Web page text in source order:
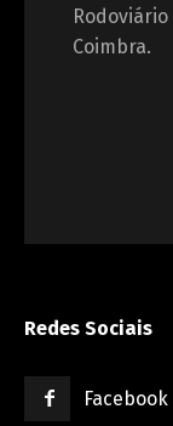
Coimbra.
Redes Sociais
Facebook